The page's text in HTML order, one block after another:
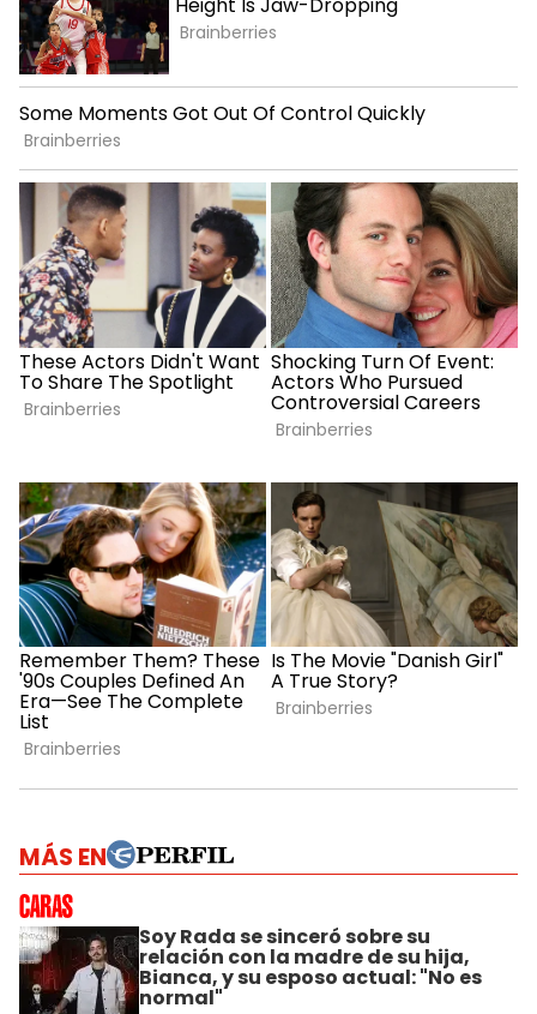
MÁS EN
Soy Rada se sinceró sobre su
relación con la madre de su hija,
Bianca, y su esposo actual: "No es
normal"